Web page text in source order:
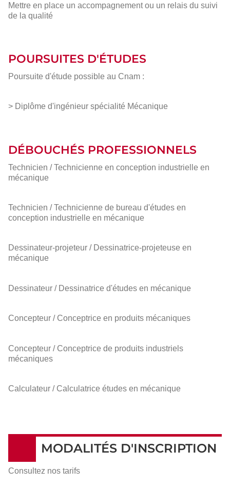
Mettre en place un accompagnement ou un relais du suivi
de la qualité
POURSUITES D'ÉTUDES
Poursuite d'étude possible au Cnam :
> Diplôme d'ingénieur spécialité Mécanique
DÉBOUCHÉS PROFESSIONNELS
Technicien / Technicienne en conception industrielle en
mécanique
Technicien / Technicienne de bureau d'études en
conception industrielle en mécanique
Dessinateur-projeteur / Dessinatrice-projeteuse en
mécanique
Dessinateur / Dessinatrice d'études en mécanique
Concepteur / Conceptrice en produits mécaniques
Concepteur / Conceptrice de produits industriels
mécaniques
Calculateur / Calculatrice études en mécanique
MODALITÉS D'INSCRIPTION
Consultez nos tarifs